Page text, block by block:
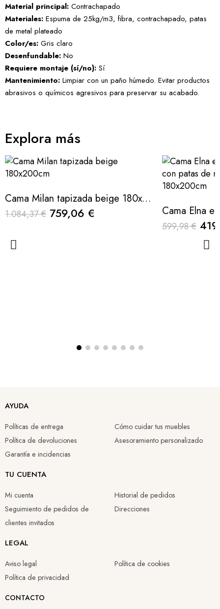
Material principal: Contrachapado
Materiales: Espuma de 25kg/m3, fibra, contrachapado, patas
de metal plateado
Color/es: Gris claro
Desenfundable: No
Requiere montaje (sí/no): Sí
Mantenimiento: Limpiar con un paño húmedo. Evitar productos
abrasivos o químicos agresivos para preservar su acabado.
Explora más
Cama Milan tapizada beige 180x200cm
1.084,37 € 759,06 €
599,98 €
AYUDA
Políticas de entrega
Política de devoluciones
Garantía e incidencias
Cómo cuidar tus muebles
Asesoramiento personalizado
TU CUENTA
Mi cuenta
Seguimiento de pedidos de
clientes invitados
Historial de pedidos
Direcciones
LEGAL
Aviso legal
Política de privacidad
Política de cookies
CONTACTO